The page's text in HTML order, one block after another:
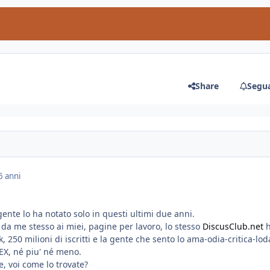
Share
anni
lo ha notato solo in questi ultimi due anni.
me stesso ai miei, pagine per lavoro, lo stesso DiscusClub.net
250 milioni di iscritti e la gente che sento lo ama-odia-critica-
né piu' né meno.
voi come lo trovate?